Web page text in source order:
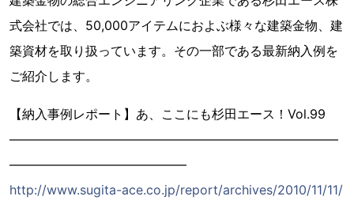
式会社では、50,000アイテムにおよぶ様々な建築金物、建
築資材を取り扱っています。その一部である最新納入例を
ご紹介します。
【納入事例レポート】あ、ここにも杉田エース！Vol.99
――――――――――――――――――――――――――
――――――――――――――
http://www.sugita-ace.co.jp/report/archives/2010/11/11/